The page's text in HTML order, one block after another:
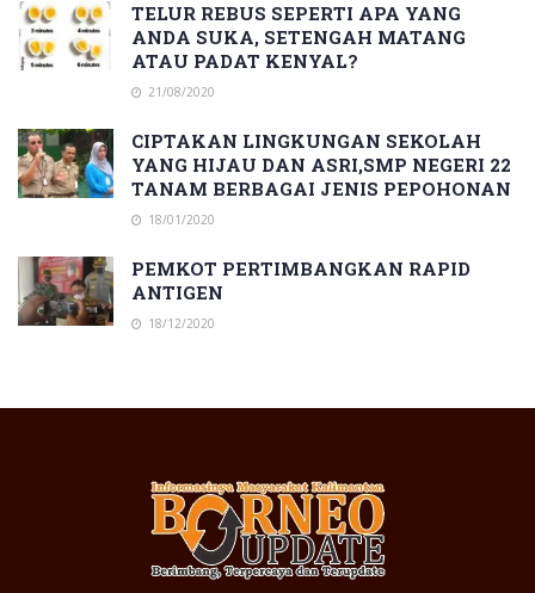
TELUR REBUS SEPERTI APA YANG
ANDA SUKA, SETENGAH MATANG
ATAU PADAT KENYAL?
21/08/2020
CIPTAKAN LINGKUNGAN SEKOLAH
YANG HIJAU DAN ASRI,SMP NEGERI 22
TANAM BERBAGAI JENIS PEPOHONAN
18/01/2020
PEMKOT PERTIMBANGKAN RAPID
ANTIGEN
18/12/2020